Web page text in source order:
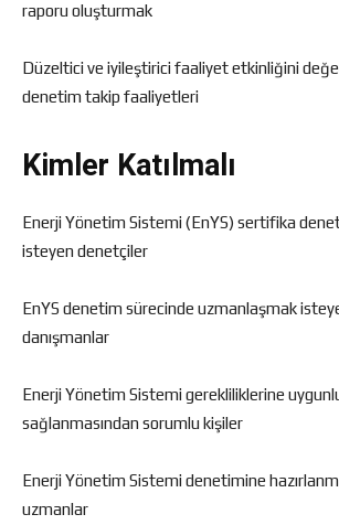
raporu oluşturmak
Düzeltici ve iyileştirici faaliyet etkinliğini
denetim takip faaliyetleri
Kimler Katılmalı
Enerji Yönetim Sistemi (EnYS) sertifika
isteyen denetçiler
EnYS denetim sürecinde uzmanlaşmak
danışmanlar
Enerji Yönetim Sistemi gerekliliklerine
sağlanmasından sorumlu kişiler
Enerji Yönetim Sistemi denetimine
uzmanlar